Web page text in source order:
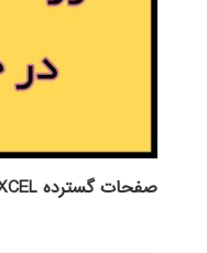
صفحات گسترده EXCEL